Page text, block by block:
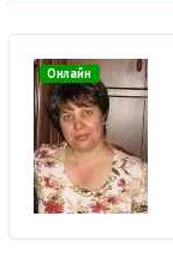
Онлайн